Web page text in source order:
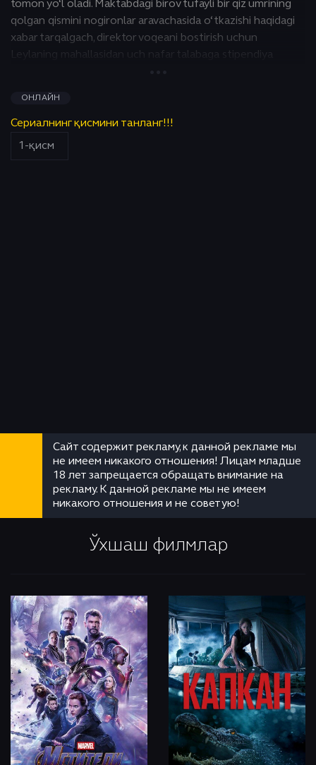
tomon yo‘l oladi. Maktabdagi birov tufayli bir qiz umrining
qolgan qismini nogironlar aravachasida o‘tkazishi haqidagi
xabar tarqalgach, direktor voqeani bostirish uchun
ОНЛАЙН
Сериалнинг қисмини танланг!!!
Сайт содержит рекламу, к данной рекламе мы
не имеем никакого отношения! Лицам младше
18 лет запрещается обращать внимание на
рекламу. К данной рекламе мы не имеем
никакого отношения и не советую!
Ўхшаш филмлар